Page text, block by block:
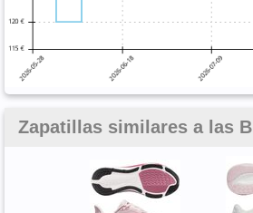
Zapatillas similares a las